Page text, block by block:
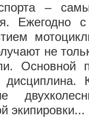
–
Ежегодно
не
Основной
дисциплина.
экипировки...